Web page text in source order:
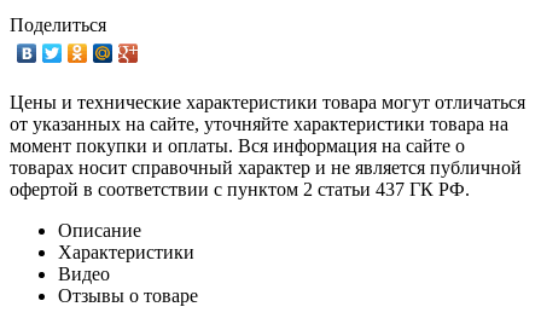
Поделиться
Цены и технические характеристики товара могут отличаться
от указанных на сайте, уточняйте характеристики товара на
момент покупки и оплаты. Вся информация на сайте о
товарах носит справочный характер и не является публичной
офертой в соответствии с пунктом 2 статьи 437 ГК РФ.
Описание
Характеристики
Видео
Отзывы о товаре